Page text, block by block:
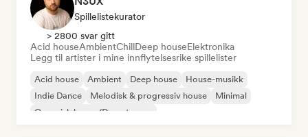
Spillelistekurator
> 2800 svar gitt
Acid houseAmbientChillDeep houseElektronika
Legg til artister i mine innflytelsesrike spillelister
Acid house Ambient Deep house
House-musikk
Indie Dance
Melodisk & progressiv house
Minimal
Organisk house/Downtempo